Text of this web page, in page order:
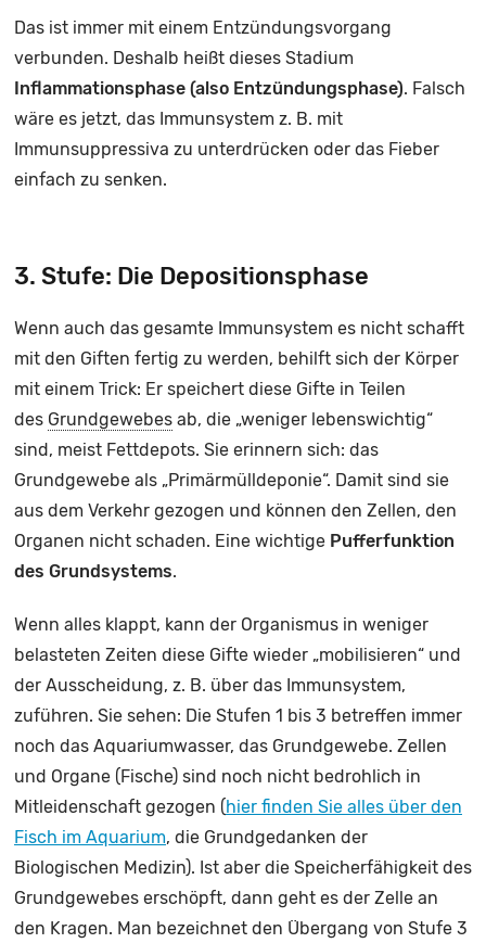
Das ist immer mit einem Entzündungsvorgang
verbunden. Deshalb heißt dieses Stadium
Inflammationsphase (also Entzündungsphase). Falsch
wäre es jetzt, das Immunsystem z. B. mit
Immunsuppressiva zu unterdrücken oder das Fieber
einfach zu senken.
3. Stufe: Die Depositionsphase
Wenn auch das gesamte Immunsystem es nicht schafft
mit den Giften fertig zu werden, behilft sich der Körper
mit einem Trick: Er speichert diese Gifte in Teilen
des Grundgewebes ab, die „weniger lebenswichtig“
sind, meist Fettdepots. Sie erinnern sich: das
Grundgewebe als „Primärmülldeponie“. Damit sind sie
aus dem Verkehr gezogen und können den Zellen, den
Organen nicht schaden. Eine wichtige Pufferfunktion
des Grundsystems.
Wenn alles klappt, kann der Organismus in weniger
belasteten Zeiten diese Gifte wieder „mobilisieren“ und
der Ausscheidung, z. B. über das Immunsystem,
zuführen. Sie sehen: Die Stufen 1 bis 3 betreffen immer
noch das Aquariumwasser, das Grundgewebe. Zellen
und Organe (Fische) sind noch nicht bedrohlich in
Mitleidenschaft gezogen (hier finden Sie alles über den
Fisch im Aquarium, die Grundgedanken der
Biologischen Medizin). Ist aber die Speicherfähigkeit des
Grundgewebes erschöpft, dann geht es der Zelle an
den Kragen. Man bezeichnet den Übergang von Stufe 3